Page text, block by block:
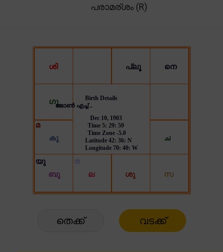
പരാമര്ശം (R)
തെക്ക് വടക്ക്